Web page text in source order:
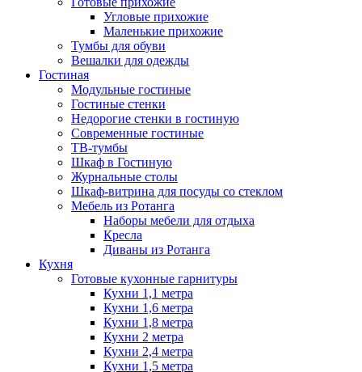
Угловые прихожие
Маленькие прихожие
Тумбы для обуви
Вешалки для одежды
Гостиная
Модульные гостиные
Гостиные стенки
Недорогие стенки в гостиную
Современные гостиные
ТВ-тумбы
Шкаф в Гостиную
Журнальные столы
Шкаф-витрина для посуды со стеклом
Мебель из Ротанга
Наборы мебели для отдыха
Кресла
Диваны из Ротанга
Кухня
Готовые кухонные гарнитуры
Кухни 1,1 метра
Кухни 1,6 метра
Кухни 1,8 метра
Кухни 2 метра
Кухни 2,4 метра
Кухни 1,5 метра